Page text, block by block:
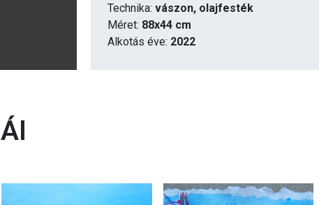
Technika: vászon, olajfesték
Méret: 88x44 cm
Alkotás éve: 2022